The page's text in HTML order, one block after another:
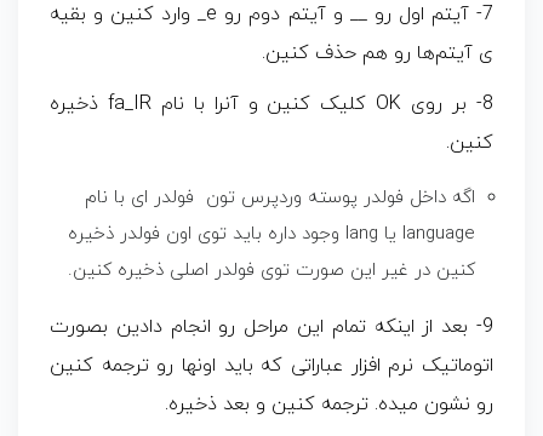
7- آیتم اول رو __ و آیتم دوم رو e_ وارد کنین و بقیه
ی آیتم‌ها رو هم حذف کنین.
8- بر روی OK کلیک کنین و آنرا با نام fa_IR ذخیره
کنین.
اگه داخل فولدر پوسته وردپرس تون فولدر ای با نام
language یا lang وجود داره باید توی اون فولدر ذخیره
کنین در غیر این صورت توی فولدر اصلی ذخیره کنین.
9- بعد از اینکه تمام این مراحل رو انجام دادین بصورت
اتوماتیک نرم افزار عباراتی که باید اونها رو ترجمه کنین
رو نشون میده. ترجمه کنین و بعد ذخیره.